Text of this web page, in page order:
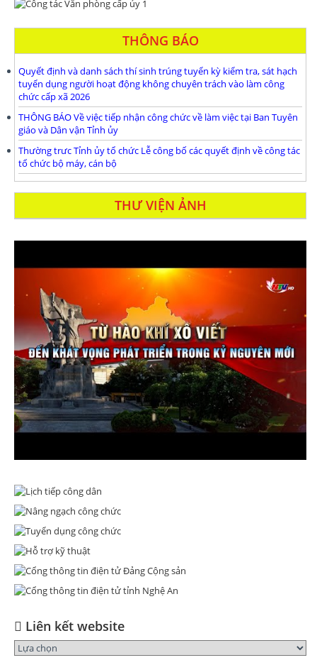
THÔNG BÁO
Quyết định và danh sách thí sinh trúng tuyển kỳ kiểm tra, sát hạch
tuyển dụng người hoạt động không chuyên trách vào làm công
chức cấp xã 2026
THÔNG BÁO Về việc tiếp nhận công chức về làm việc tại Ban Tuyên
giáo và Dân vận Tỉnh ủy
Thường trưc Tỉnh ủy tổ chức Lễ công bố các quyết định về công tác
tổ chức bộ máy, cán bộ
THƯ VIỆN ẢNH
Liên kết website